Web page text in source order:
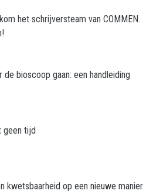
het schrijversteam van COMMEN.
de bioscoop gaan: een handleiding
geen tijd
kwetsbaarheid op een nieuwe manier